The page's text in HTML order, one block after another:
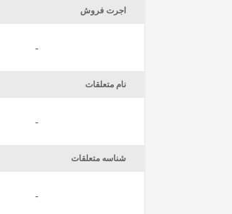
اجرت فروش
-
نام متعلقات
-
شناسه متعلقات
-